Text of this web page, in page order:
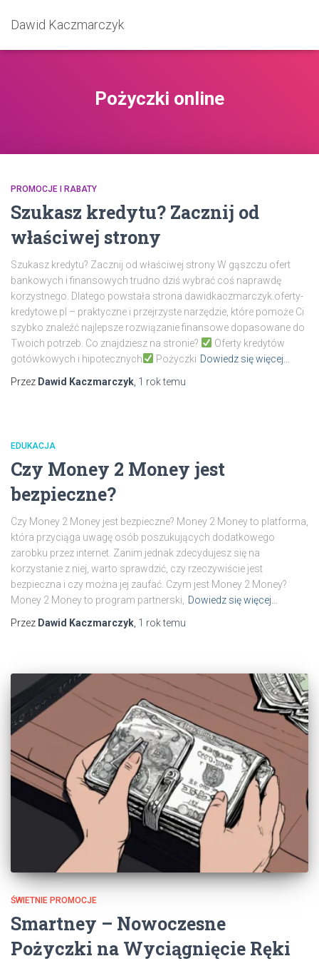
Dawid Kaczmarczyk
Pożyczki online
PROMOCJE I RABATY
Szukasz kredytu? Zacznij od
właściwej strony
Szukasz kredytu? Zacznij od właściwej strony W gąszczu ofert
bankowych i finansowych trudno dziś wybrać coś naprawdę
korzystnego. Dlatego powstała strona dawidkaczmarczyk.oferty-
kredytowe.pl – praktyczne i przejrzyste narzędzie, które pomoże Ci
szybko znaleźć najlepsze rozwiązanie finansowe dopasowane do
Twoich potrzeb. Co znajdziesz na stronie?
Oferty kredytów
gotówkowych i hipotecznych
Pożyczki Dowiedz się więcej…
Przez Dawid Kaczmarczyk 1 roktemu
EDUKACJA
Czy Money 2 Money jest
bezpieczne?
Czy Money 2 Money jest bezpieczne? Money 2 Money to platforma,
która przyciąga uwagę osób poszukujących dodatkowego
zarobku przez internet. Zanim jednak zdecydujesz się na
korzystanie z niej, warto sprawdzić, czy rzeczywiście jest
bezpieczna i czy można jej zaufać. Czym jest Money 2 Money?
Money 2 Money to program partnerski,
Dowiedz się więcej…
Przez Dawid Kaczmarczyk 1 roktemu
ŚWIETNIE PROMOCJE
Smartney – Nowoczesne
Pożyczki na Wyciągnięcie Ręki